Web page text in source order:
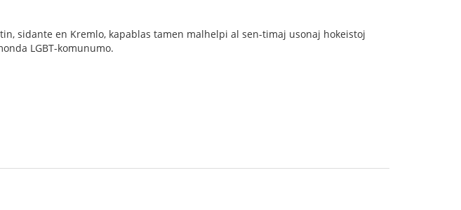
sidante en Kremlo, kapablas tamen malhelpi al sen-timaj usonaj hokeistoj
LGBT-komunumo.